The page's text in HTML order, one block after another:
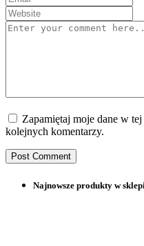
Zapamiętaj moje dane w
kolejnych komentarzy.
Najnowsze produkty w